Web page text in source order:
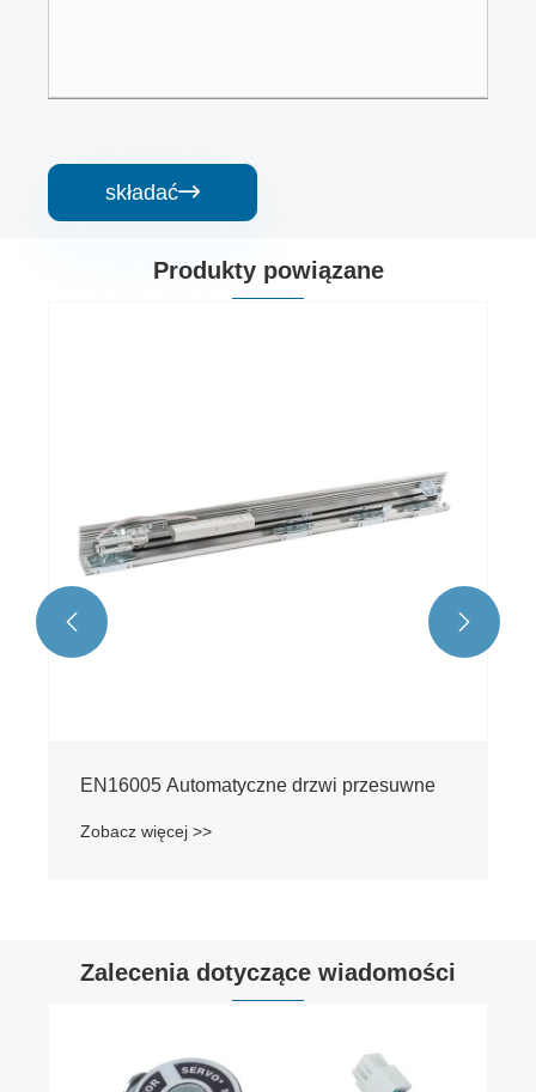
składać
Produkty powiązane
EN16005 Automatyczne drzwi przesuwne
Zobacz więcej >>
 
Zalecenia dotyczące wiadomości